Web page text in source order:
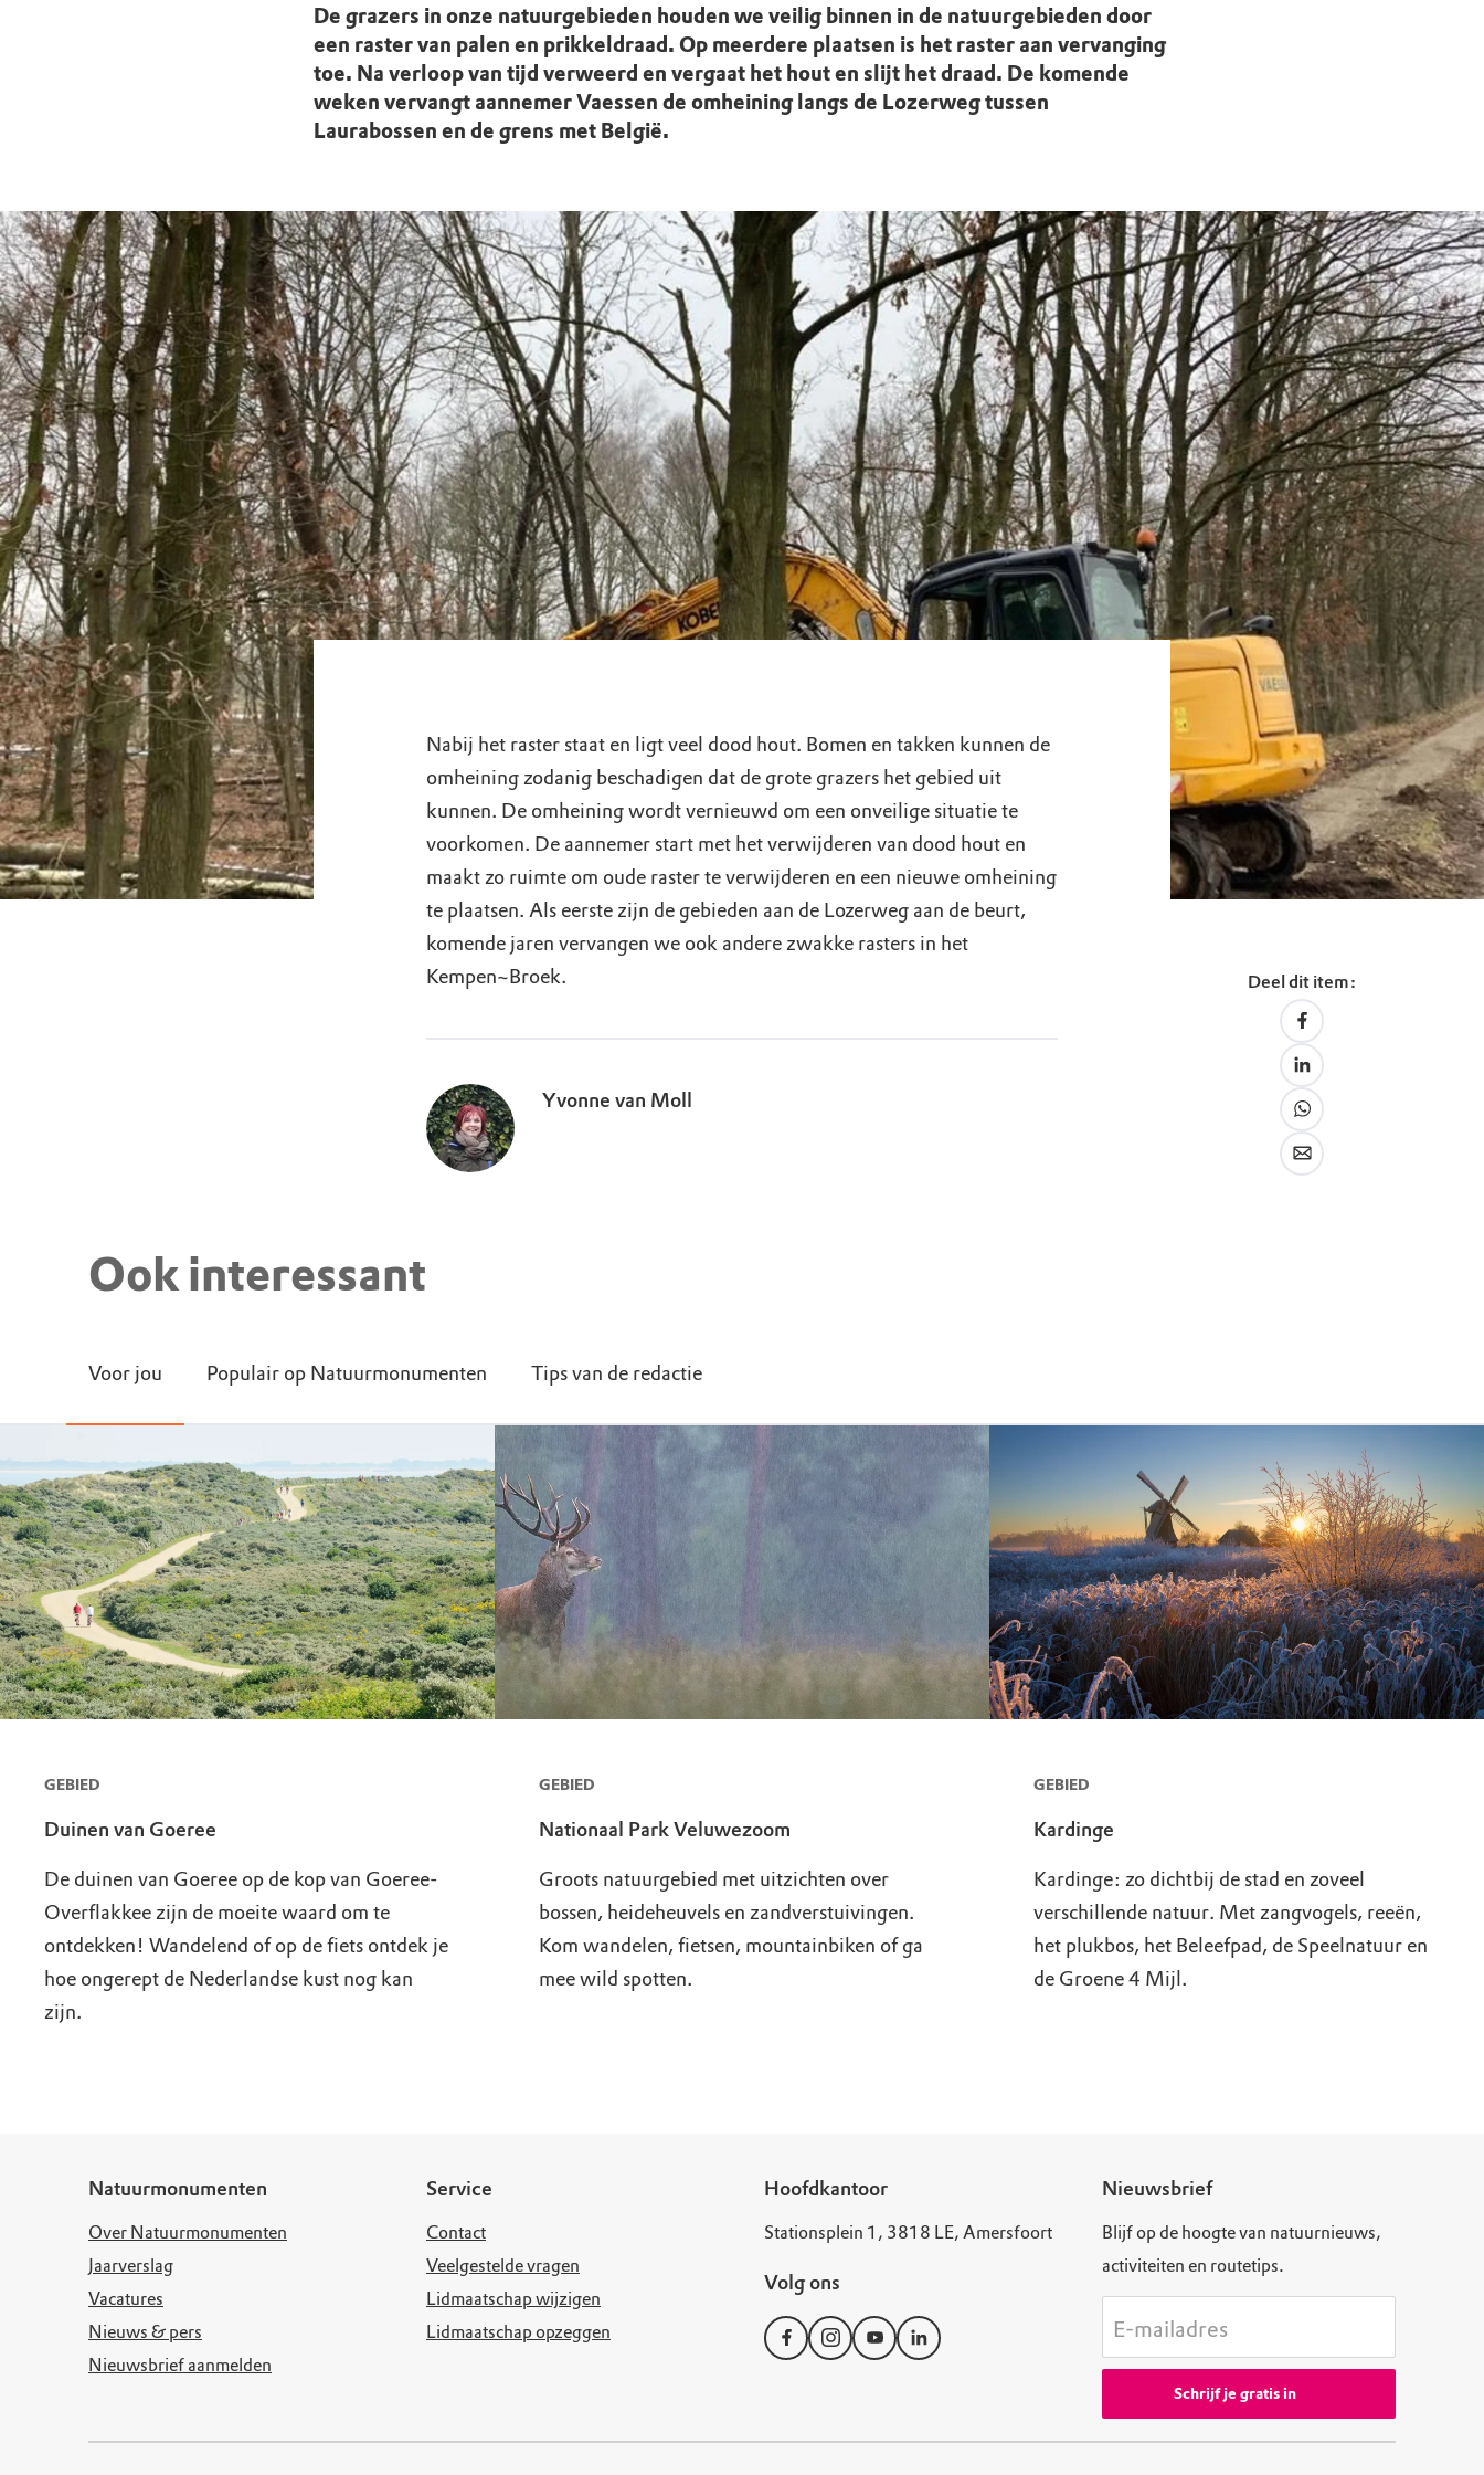
Zoeken op de kaart
Toegang en bezoek
Wat is OERRR?
Projecten
Jaarverslag
De grazers in onze natuurgebieden houden we veilig binnen in de natuurgebieden door
een raster van palen en prikkeldraad. Op meerdere plaatsen is het raster aan vervanging
toe. Na verloop van tijd verweerd en vergaat het hout en slijt het draad. De komende
weken vervangt aannemer Vaessen de omheining langs de Lozerweg tussen
Laurabossen en de grens met België.
Nabij het raster staat en ligt veel dood hout. Bomen en takken kunnen de
omheining zodanig beschadigen dat de grote grazers het gebied uit
kunnen. De omheining wordt vernieuwd om een onveilige situatie te
voorkomen. De aannemer start met het verwijderen van dood hout en
maakt zo ruimte om oude raster te verwijderen en een nieuwe omheining
te plaatsen. Als eerste zijn de gebieden aan de Lozerweg aan de beurt,
komende jaren vervangen we ook andere zwakke rasters in het
Kempen~Broek.
Yvonne van Moll
Deel dit item:
Ook interessant
Voor jou Populair op Natuurmonumenten Tips van de redactie
GEBIED
Duinen van Goeree
De duinen van Goeree op de kop van Goeree-
Overflakkee zijn de moeite waard om te
ontdekken! Wandelend of op de fiets ontdek je
hoe ongerept de Nederlandse kust nog kan
zijn.
GEBIED
Nationaal Park Veluwezoom
Groots natuurgebied met uitzichten over
bossen, heideheuvels en zandverstuivingen.
Kom wandelen, fietsen, mountainbiken of ga
mee wild spotten.
GEBIED
Kardinge
Kardinge: zo dichtbij de stad en zoveel
verschillende natuur. Met zangvogels, reeën,
het plukbos, het Beleefpad, de Speelnatuur en
de Groene 4 Mijl.
Natuurmonumenten
Over Natuurmonumenten
Jaarverslag
Vacatures
Nieuws & pers
Nieuwsbrief aanmelden
Service
Contact
Veelgestelde vragen
Lidmaatschap wijzigen
Lidmaatschap opzeggen
Hoofdkantoor
Stationsplein 1, 3818 LE, Amersfoort
Volg ons
Nieuwsbrief
Blijf op de hoogte van natuurnieuws,
activiteiten en routetips.
E-mailadres
Schrijf je gratis in